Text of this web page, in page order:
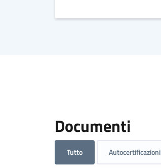
Documenti
Tutto Autocertificazioni